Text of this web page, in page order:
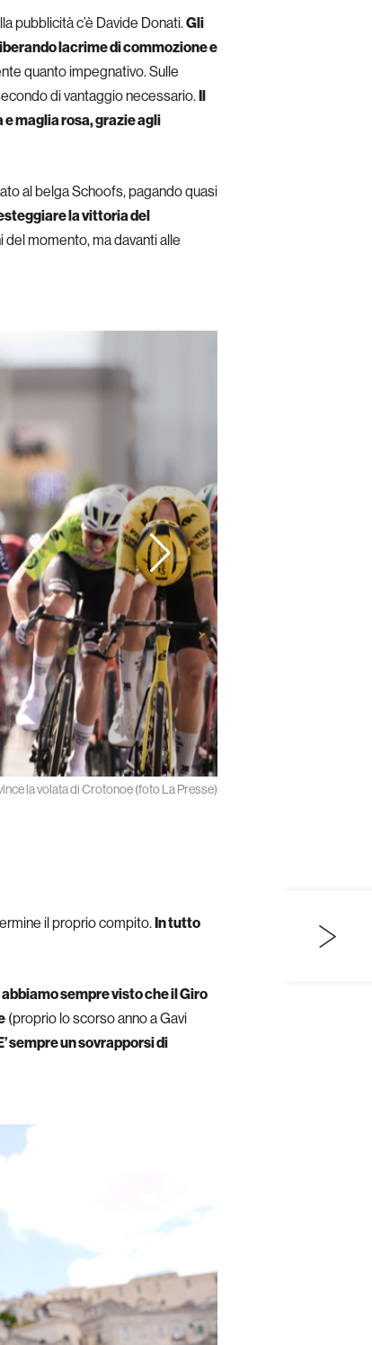
pubblicità c’è Davide Donati.Gli
lacrime di commozione e
quanto impegnativo. Sulle
di vantaggio necessario.Il
maglia rosa, grazie agli
al belga Schoofs, pagando quasi
la vittoria del
momento, ma davanti alle
la volata di Crotonoe (foto La Presse)
il proprio compito.In tutto
sempre visto che il Giro
(proprio lo scorso anno a Gavi
sempre un sovrapporsi di